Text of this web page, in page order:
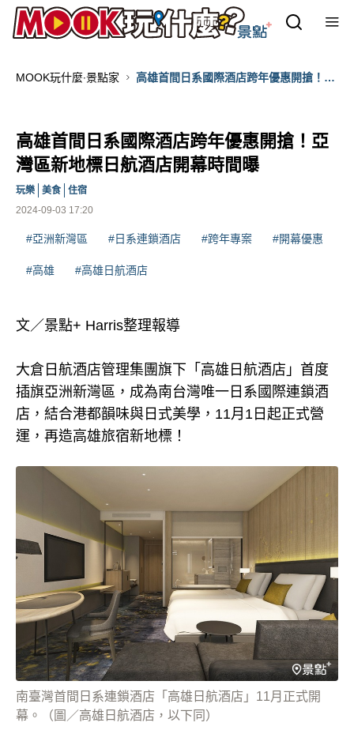
MOOK玩什麼‧景點家
高雄首間日系國際酒店跨年優惠開搶！亞
高雄首間日系國際酒店跨年優惠開搶！亞
灣區新地標日航酒店開幕時間曝
2024-09-03 17:20
玩樂 美食 住宿
#亞洲新灣區 #日系連鎖酒店 #跨年專案 #開幕優惠
#高雄 #高雄日航酒店
文／景點+ Harris整理報導
大倉日航酒店管理集團旗下「高雄日航酒店」首度
插旗亞洲新灣區，成為南台灣唯一日系國際連鎖酒
店，結合港都韻味與日式美學，11月1日起正式營
運，再造高雄旅宿新地標！
南臺灣首間日系連鎖酒店「高雄日航酒店」11月正式開
幕。（圖／高雄日航酒店，以下同）